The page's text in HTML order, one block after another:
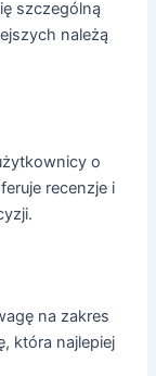
szczególną
należą
o
recenzje i
na zakres
która najlepiej